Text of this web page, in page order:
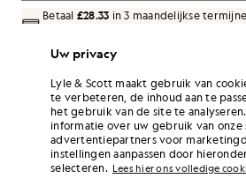
Betaal £28.33 in 3 maandelijkse
Gratis verzending bij bestellingen
Verdien het dubbele! Verdien510-
met deze aankoop.
6 points = £ 1,00
PRODUCTGEGEVENS
PRODUCTGESCHIKTHEID
Uw privacy
Lyle & Scott maakt gebruik van
te verbeteren, de inhoud aan te
het gebruik van de site te
informatie over uw gebruik van
advertentiepartners voor
instellingen aanpassen door
selecteren.
Lees hier ons volledige